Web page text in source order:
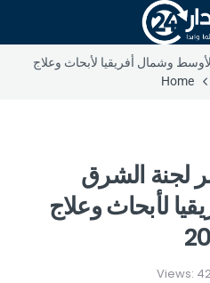
وشمال أفريقيا لأبحاث وعلاج
Home
لجنة الشرق
لأبحاث وعلاج
Views: